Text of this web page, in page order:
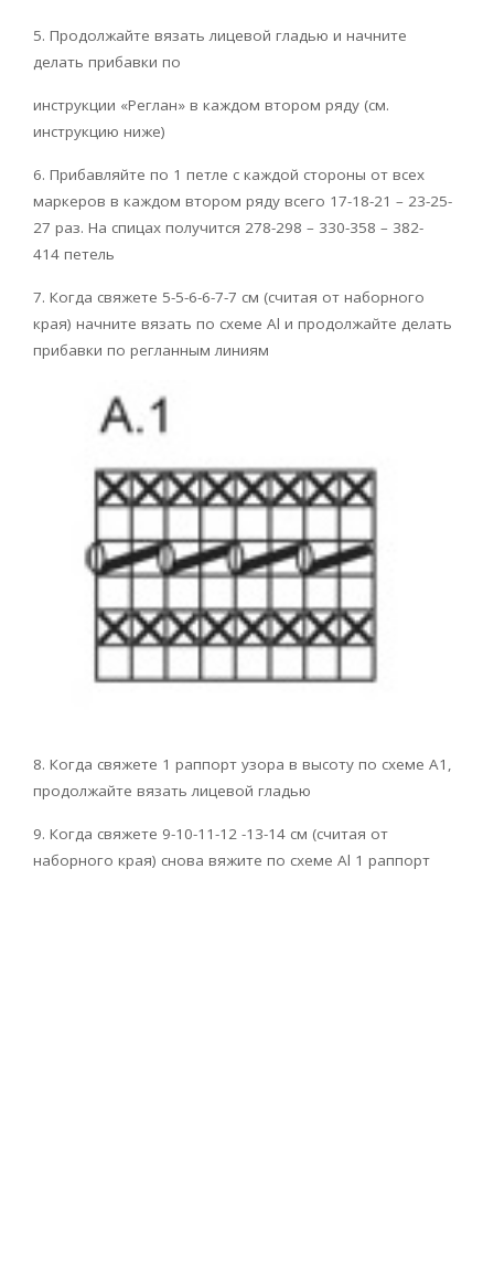
5. Продолжайте вязать лицевой гладью и начните
делать прибавки по
инструкции «Реглан» в каждом втором ряду (см.
инструкцию ниже)
6. Прибавляйте по 1 петле с каждой стороны от всех
маркеров в каждом втором ряду всего 17-18-21 – 23-25-
27 раз. На спицах получится 278-298 – 330-358 – 382-
414 петель
7. Когда свяжете 5-5-6-6-7-7 см (считая от наборного
края) начните вязать по схеме Al и продолжайте делать
прибавки по регланным линиям
8. Когда свяжете 1 раппорт узора в высоту по схеме А1,
продолжайте вязать лицевой гладью
9. Когда свяжете 9-10-11-12 -13-14 см (считая от
наборного края) снова вяжите по схеме Al 1 раппорт